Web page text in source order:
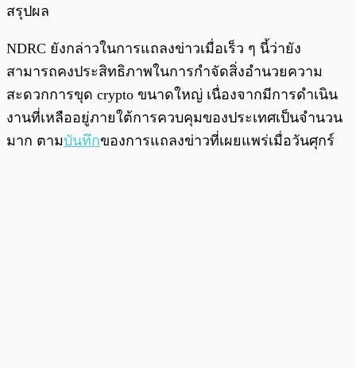
สรุปผล
NDRC ยังกล่าวในการแถลงข่าวเมื่อเร็ว ๆ นี้ว่ายัง
สามารถคงประสิทธิภาพในการกำจัดสิ่งอำนวยความ
สะดวกการขุด crypto ขนาดใหญ่ เนื่องจากมีการดำเนิน
งานที่เหลืออยู่ภายใต้การควบคุมของประเทศเป็นจำนวน
มาก ตามบันทึกของการแถลงข่าวที่เผยแพร่เมื่อวันศุกร์